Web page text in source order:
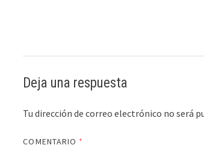
Deja una respuesta
Tu dirección de correo electrónico no será
COMENTARIO *